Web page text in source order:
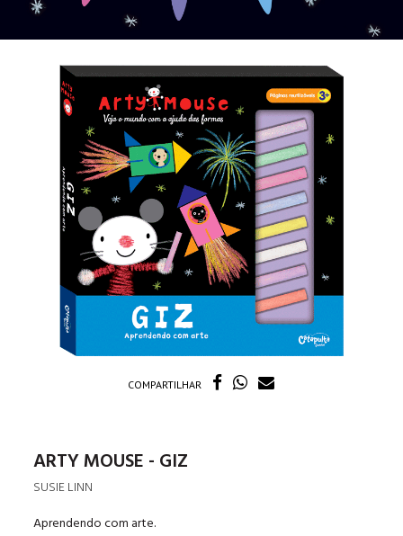
COMPARTILHAR
ARTY MOUSE - GIZ
SUSIE LINN
Aprendendo com arte.